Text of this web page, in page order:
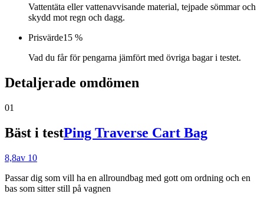
Vattentäta eller vattenavvisande material, tejpade sömmar och
skydd mot regn och dagg.
Prisvärde15 %
Vad du får för pengarna jämfört med övriga bagar i testet.
Detaljerade omdömen
01
Bäst i testPing Traverse Cart Bag
8,8av 10
Passar dig som vill ha en allroundbag med gott om ordning och en
bas som sitter still på vagnen